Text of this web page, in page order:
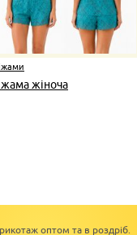
жіноча
оптом та в роздріб.